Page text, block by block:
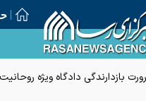
بازدارندگی دادگاه ویژه